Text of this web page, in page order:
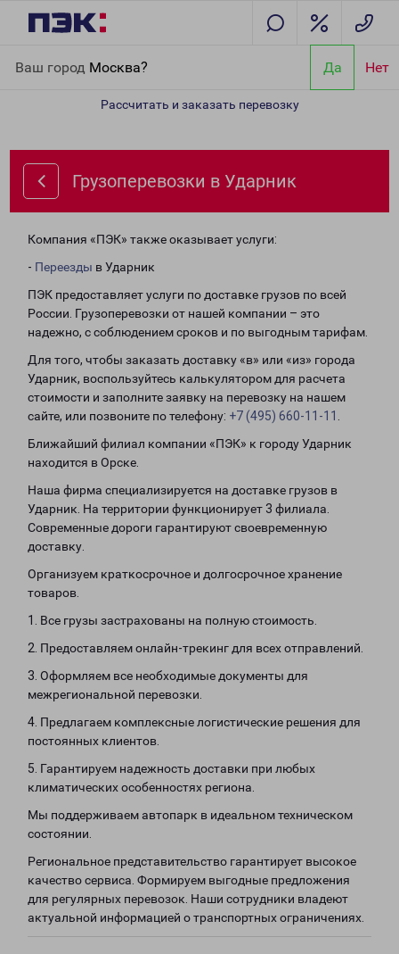
Ваш город Москва? Да Нет
Рассчитать и заказать перевозку
Грузоперевозки в Ударник
Компания «ПЭК» также оказывает услуги:
- Переезды в Ударник
ПЭК предоставляет услуги по доставке грузов по всей
России. Грузоперевозки от нашей компании – это
надежно, с соблюдением сроков и по выгодным тарифам.
Для того, чтобы заказать доставку «в» или «из» города
Ударник, воспользуйтесь калькулятором для расчета
стоимости и заполните заявку на перевозку на нашем
сайте, или позвоните по телефону: +7 (495) 660-11-11
Ближайший филиал компании «ПЭК» к городу Ударник
находится в Орске.
Наша фирма специализируется на доставке грузов в
Ударник. На территории функционирует 3 филиала.
Современные дороги гарантируют своевременную
доставку.
Организуем краткосрочное и долгосрочное хранение
товаров.
1. Все грузы застрахованы на полную стоимость.
2. Предоставляем онлайн-трекинг для всех отправлений.
3. Оформляем все необходимые документы для
межрегиональной перевозки.
4. Предлагаем комплексные логистические решения для
постоянных клиентов.
5. Гарантируем надежность доставки при любых
климатических особенностях региона.
Мы поддерживаем автопарк в идеальном техническом
состоянии.
Региональное представительство гарантирует высокое
качество сервиса. Формируем выгодные предложения
для регулярных перевозок. Наши сотрудники владеют
актуальной информацией о транспортных ограничениях.